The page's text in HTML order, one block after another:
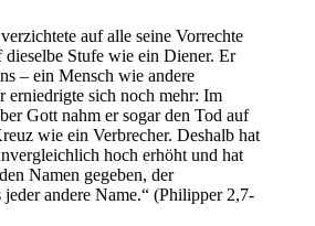
auf alle seine Vorrechte
dieselbe Stufe wie ein Diener. Er
– ein Mensch wie andere
erniedrigte sich noch mehr: Im
Gott nahm er sogar den Tod auf
wie ein Verbrecher. Deshalb hat
hoch erhöht und hat
Namen gegeben, der
jeder andere Name.“ (Philipper 2,7-